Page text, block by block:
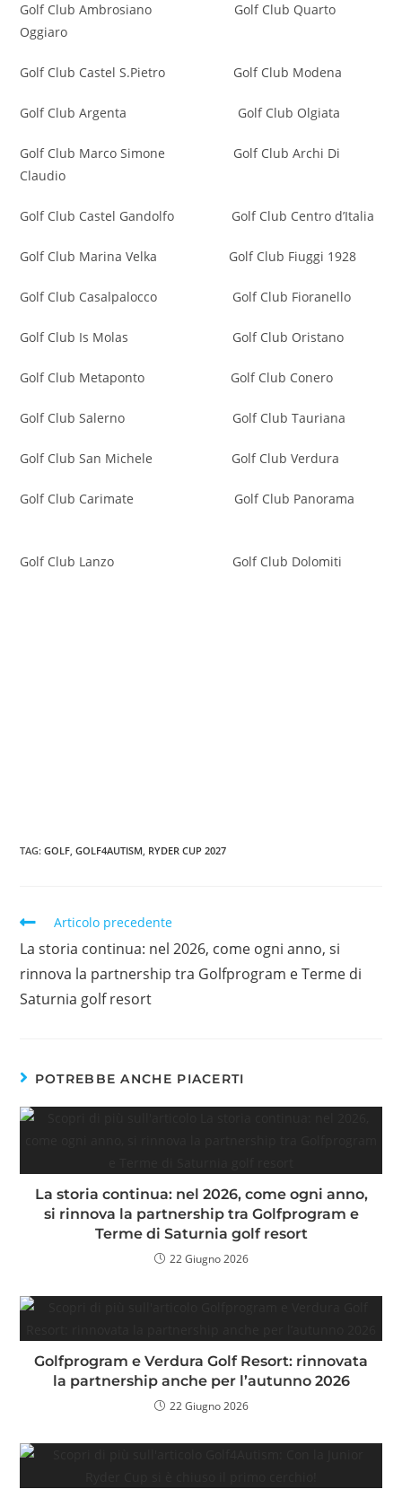
Golf Club Ambrosiano Golf Club Quarto
Oggiaro
Golf Club Castel S.Pietro Golf Club Modena
Golf Club Argenta Golf Club Olgiata
Golf Club Marco Simone Golf Club Archi Di
Claudio
Golf Club Castel Gandolfo Golf Club Centro d’Italia
Golf Club Marina Velka Golf Club Fiuggi 1928
Golf Club Casalpalocco Golf Club Fioranello
Golf Club Is Molas Golf Club Oristano
Golf Club Metaponto Golf Club Conero
Golf Club Salerno Golf Club Tauriana
Golf Club San Michele Golf Club Verdura
Golf Club Carimate Golf Club Panorama
Golf Club Lanzo Golf Club Dolomiti
TAG:GOLF, GOLF4AUTISM, RYDER CUP 2027
Articolo precedente
La storia continua: nel 2026, come ogni anno, si
rinnova la partnership tra Golfprogram e Terme di
Saturnia golf resort
POTREBBE ANCHE PIACERTI
La storia continua: nel 2026, come ogni anno,
si rinnova la partnership tra Golfprogram e
Terme di Saturnia golf resort
22 Giugno 2026
Golfprogram e Verdura Golf Resort: rinnovata
la partnership anche per l’autunno 2026
22 Giugno 2026